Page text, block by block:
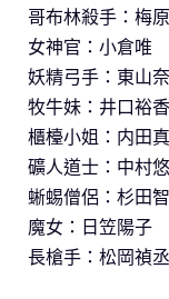
哥布林殺手：梅
女神官：小倉唯
妖精弓手：東山
牧牛妹：井口裕香
櫃檯小姐：内田
礦人道士：中村
蜥蜴僧侶：杉田
魔女：日笠陽子
長槍手：松岡禎丞